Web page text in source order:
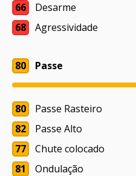
66
Desarme
68
Agressividade
80 Passe
80
Passe Rasteiro
82
Passe Alto
77
Chute colocado
81
Ondulação